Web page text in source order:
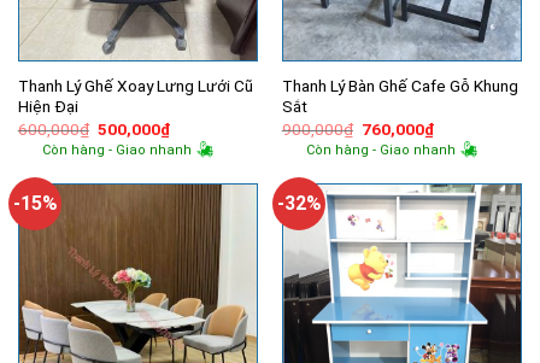
Thanh Lý Ghế Xoay Lưng Lưới Cũ
Hiện Đại
600,000₫ Giá
gốc
là:
500,000₫Giá
hiện
tại
500,000₫.
Còn hàng - Giao nhanh
Thanh Lý Bàn Ghế Cafe Gỗ Khung
Sắt
900,000₫ Giá
gốc
là:
760,000₫Giá
hiện
tại
760,000₫.
Còn hàng - Giao nhanh
-15% -32%